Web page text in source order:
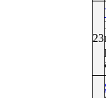
23